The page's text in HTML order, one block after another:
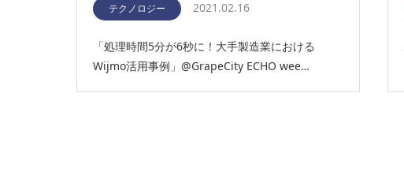
テクノロジー 2021.02.16
「処理時間5分が6秒に！大手製造業における
Wijmo活用事例」@GrapeCity ECHO wee…